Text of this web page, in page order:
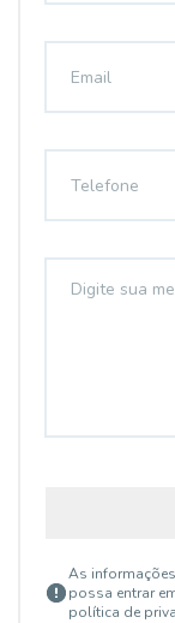
As
possa entrar
política de